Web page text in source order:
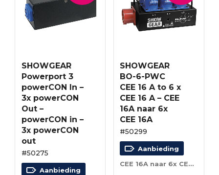
SHOWGEAR
Powerport 3
powerCON In –
3x powerCON
Out –
powerCON in –
3x powerCON
out
#50275
Aanbieding
SHOWGEAR
BO-6-PWC
CEE 16 A to 6 x
CEE 16 A – CEE
16A naar 6x
CEE 16A
#50299
Aanbieding
CEE 16A naar 6x CEE 16A